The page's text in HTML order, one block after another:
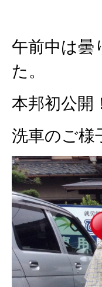
午前中は曇
た。
本邦初公開
洗車のご様